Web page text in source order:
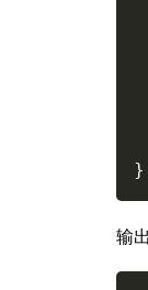
}
输